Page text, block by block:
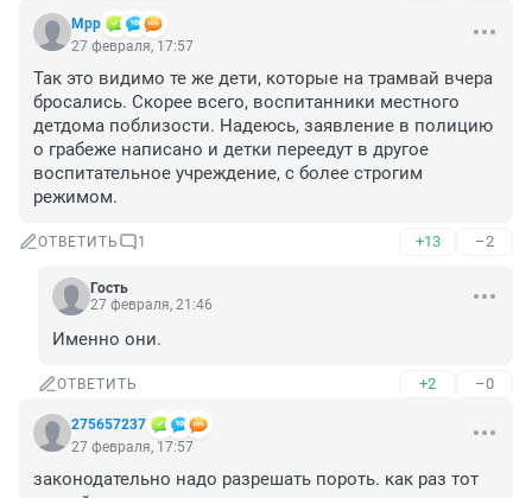
Мрр
27 февраля, 17:57
Так это видимо те же дети, которые на трамвай вчера
бросались. Скорее всего, воспитанники местного
детдома поблизости. Надеюсь, заявление в полицию
о грабеже написано и детки переедут в другое
воспитательное учреждение, с более строгим
режимом.
ОТВЕТИТЬ 1 +13 –2
Гость
27 февраля, 21:46
Именно они.
ОТВЕТИТЬ +2 –0
275657237
27 февраля, 17:57
законодательно надо разрешать пороть. как раз тот